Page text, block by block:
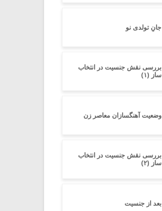
جانِ تولدی نو
بررسی نقش جنسیت در انتخاب
ساز (۱)
وضعیت آهنگسازان معاصر زن
بررسی نقش جنسیت در انتخاب
ساز (۲)
بعد از جنسیت